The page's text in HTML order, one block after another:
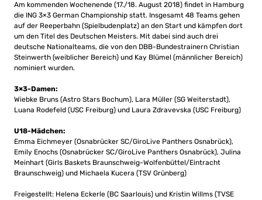
Am kommenden Wochenende (17./18. August 2018) findet in Hamburg
die ING 3×3 German Championship statt. Insgesamt 48 Teams gehen
auf der Reeperbahn (Spielbudenplatz) an den Start und kämpfen dort
um den Titel des Deutschen Meisters. Mit dabei sind auch drei
deutsche Nationalteams, die von den DBB-Bundestrainern Christian
Steinwerth (weiblicher Bereich) und Kay Blümel (männlicher Bereich)
nominiert wurden.
3×3-Damen:
Wiebke Bruns (Astro Stars Bochum), Lara Müller (SG Weiterstadt),
Luana Rodefeld (USC Freiburg) und Laura Zdravevska (USC Freiburg)
U18-Mädchen:
Emma Eichmeyer (Osnabrücker SC/GiroLive Panthers Osnabrück),
Emily Enochs (Osnabrücker SC/GiroLive Panthers Osnabrück), Julina
Meinhart (Girls Baskets Braunschweig-Wolfenbüttel/Eintracht
Braunschweig) und Michaela Kucera (TSV Grünberg)
Freigestellt: Helena Eckerle (BC Saarlouis) und Kristin Willms (TVSE